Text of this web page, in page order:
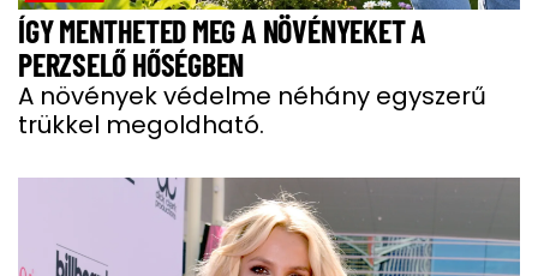
ÍGY MENTHETED MEG A NÖVÉNYEKET A
PERZSELŐ HŐSÉGBEN
A növények védelme néhány egyszerű
trükkel megoldható.